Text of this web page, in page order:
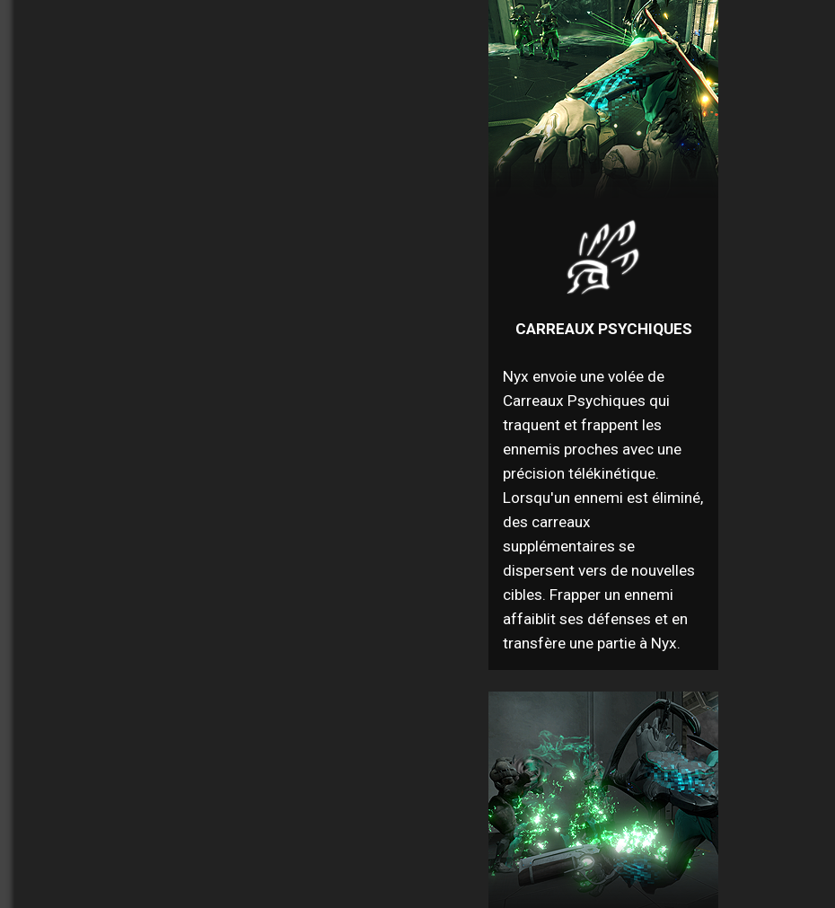
CARREAUX PSYCHIQUES
Nyx envoie une volée de
Carreaux Psychiques qui
traquent et frappent les
ennemis proches avec une
précision télékinétique.
Lorsqu'un ennemi est éliminé,
des carreaux
supplémentaires se
dispersent vers de nouvelles
cibles. Frapper un ennemi
affaiblit ses défenses et en
transfère une partie à Nyx.